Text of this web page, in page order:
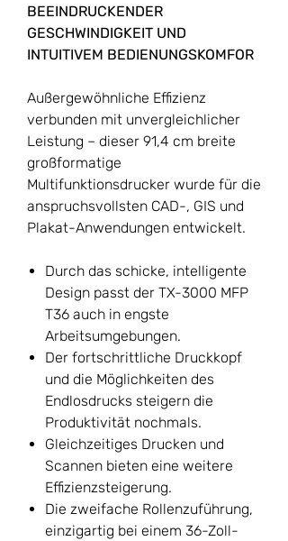
BEEINDRUCKENDER
GESCHWINDIGKEIT UND
INTUITIVEM BEDIENUNGSKOMFOR
Außergewöhnliche Effizienz
verbunden mit unvergleichlicher
Leistung – dieser 91,4 cm breite
großformatige
Multifunktionsdrucker wurde für die
anspruchsvollsten CAD-, GIS und
Plakat-Anwendungen entwickelt.
Durch das schicke, intelligente
Design passt der TX-3000 MFP
T36 auch in engste
Arbeitsumgebungen.
Der fortschrittliche Druckkopf
und die Möglichkeiten des
Endlosdrucks steigern die
Produktivität nochmals.
Gleichzeitiges Drucken und
Scannen bieten eine weitere
Effizienzsteigerung.
Die zweifache Rollenzuführung,
einzigartig bei einem 36-Zoll-